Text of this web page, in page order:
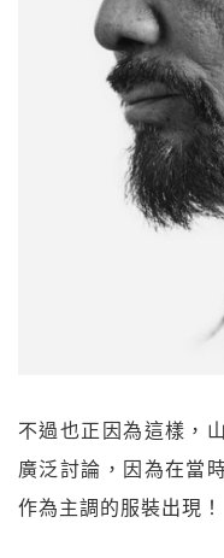
不過也正因為這樣，
廣泛討論，因為在當
作為主調的服裝出現！